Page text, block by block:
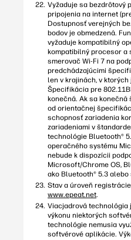
Vyžaduje sa bezdrôtový
pripojenia na internet
Dostupnosť verejných
bodov je obmedzená.
vyžaduje kompatibilný
kompatibilný procesor a
smerovač Wi-Fi 7 na
predchádzajúcimi
len v krajinách, v
Špecifikácia pre
konečná. Ak sa
od orientačnej
schopnosť zariadenia
zariadeniami v
technológie Bluetooth®
operačného systému
nebude k dispozícii
Microsoft/Chrome OS,
ako Bluetooth® 5.3
Stav a úroveň
www.epeat.net.
Viacjadrová technológia
výkonu niektorých
technológie nemusia
softvérové aplikácie.